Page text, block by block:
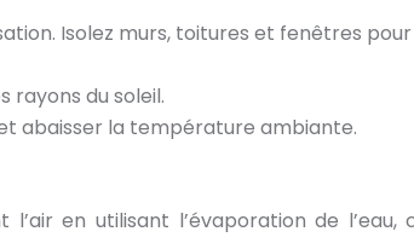
Isolez murs, toitures et fenêtres
rayons du soleil.
abaisser la température ambiante.
en utilisant l’évaporation de l’eau,